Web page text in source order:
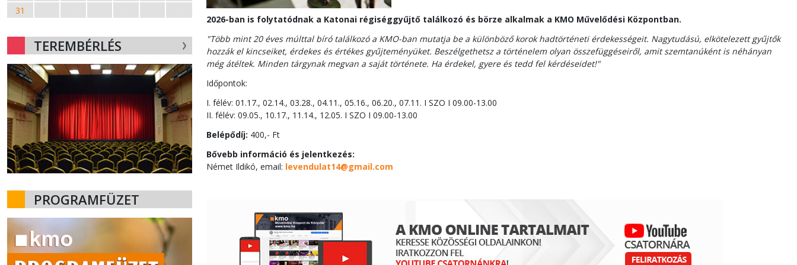
31
TEREMBÉRLÉS
PROGRAMFÜZET
2026-ban is folytatódnak a Katonai régiséggyűjtő találkozó és börze alkalmak a KMO Művelődési Központban.
"Több mint 20 éves múlttal bíró találkozó a KMO-ban mutatja be a különböző korok hadtörténeti érdekességeit. Nagytudású, elkötelezett gyűjtők
hozzák el kincseiket, érdekes és értékes gyűjteményüket. Beszélgethetsz a történelem olyan összefüggéseiről, amit szemtanúként is néhányan
még átéltek. Minden tárgynak megvan a saját története. Ha érdekel, gyere és tedd fel kérdéseidet!"
Időpontok:
I. félév: 01.17., 02.14., 03.28., 04.11., 05.16., 06.20., 07.11. I SZO I 09.00-13.00
II. félév: 09.05., 10.17., 11.14., 12.05. I SZO I 09.00-13.00
Belépődíj: 400,- Ft
Bővebb információ és jelentkezés:
Német Ildikó, email: levendulat14@gmail.com